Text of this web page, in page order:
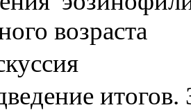
возраста